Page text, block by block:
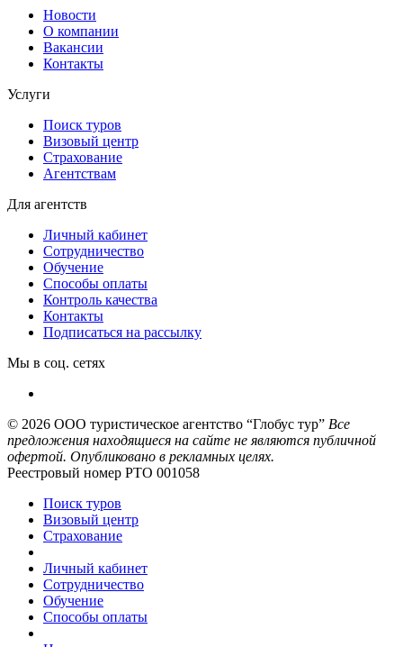
Новости
О компании
Вакансии
Контакты
Услуги
Поиск туров
Визовый центр
Страхование
Агентствам
Для агентств
Личный кабинет
Сотрудничество
Обучение
Способы оплаты
Контроль качества
Контакты
Подписаться на рассылку
Мы в соц. сетях
© 2026 ООО туристическое агентство “Глобус тур” Все
предложения находящиеся на сайте не являются публичной
офертой. Опубликовано в рекламных целях.
Реестровый номер РТО 001058
Поиск туров
Визовый центр
Страхование
Личный кабинет
Сотрудничество
Обучение
Способы оплаты